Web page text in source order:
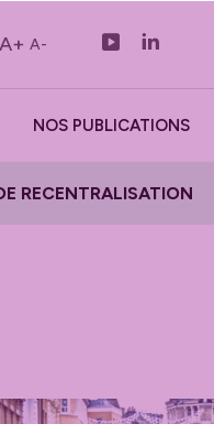
A+ A-
NOS PUBLICATIONS
RECENTRALISATION